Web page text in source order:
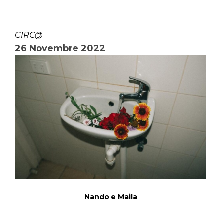
CIRC@
26 Novembre 2022
Nando e Maila